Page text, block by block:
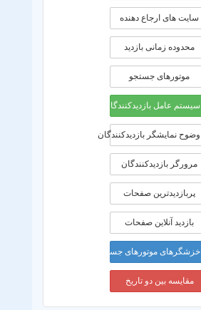
سایت های ارجاع دهنده
محدوده زمانی بازديد
موتورهای جستجو
سیستم عامل بازدیدکنندگان
وضوح نمایشگر بازدیدکنندگان
مرورگر بازدیدکنندگان
پربازدیدترین صفحات
بازدید آنلاین صفحات
خزشگرهای موتورهای جستجو
مقایسه بین دو تاریخ